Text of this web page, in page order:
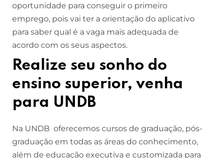
oportunidade para conseguir o primeiro
emprego, pois vai ter a orientação do aplicativo
para saber qual é a vaga mais adequada de
acordo com os seus aspectos.
Realize seu sonho do
ensino superior, venha
para UNDB
Na UNDB oferecemos cursos de graduação, pós-
graduação em todas as áreas do conhecimento,
além de educação executiva e customizada para